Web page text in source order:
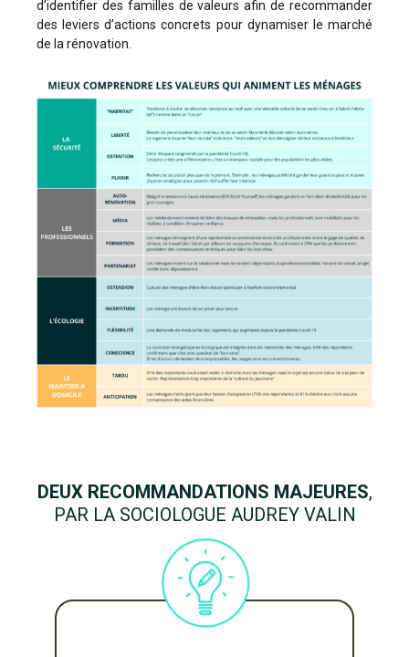
d’identifier des familles de valeurs afin de recommander
des leviers d’actions concrets pour dynamiser le marché
de la rénovation.
DEUX RECOMMANDATIONS MAJEURES,
PAR LA SOCIOLOGUE AUDREY VALIN